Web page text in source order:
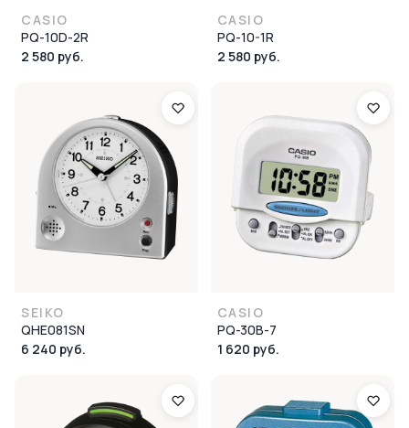
CASIO
PQ-10D-2R
2 580 руб.
CASIO
PQ-10-1R
2 580 руб.
SEIKO
QHE081SN
6 240 руб.
CASIO
PQ-30B-7
1 620 руб.